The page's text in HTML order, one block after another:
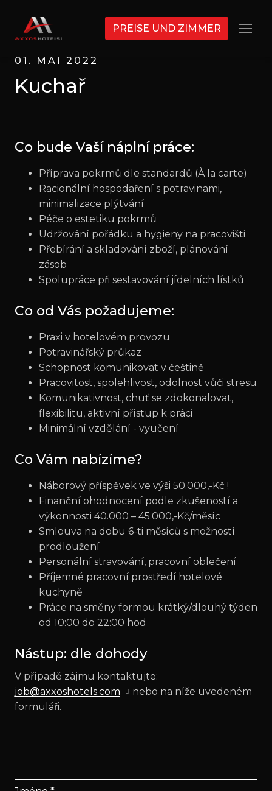
Menü
PREISE UND ZIMMER
01. MAI 2022
Kuchař
Co bude Vaší náplní práce:
Příprava pokrmů dle standardů (À la carte)
Racionální hospodaření s potravinami,
minimalizace plýtvání
Péče o estetiku pokrmů
Udržování pořádku a hygieny na pracovišti
Přebírání a skladování zboží, plánování
zásob
Spolupráce při sestavování jídelních lístků
Co od Vás požadujeme:
Praxi v hotelovém provozu
Potravinářský průkaz
Schopnost komunikovat v češtině
Pracovitost, spolehlivost, odolnost vůči stresu
Komunikativnost, chuť se zdokonalovat,
flexibilitu, aktivní přístup k práci
Minimální vzdělání - vyučení
Co Vám nabízíme?
Náborový příspěvek ve výši 50.000,-Kč !
Finanční ohodnocení podle zkušeností a
výkonnosti 40.000 – 45.000,-Kč/měsíc
Smlouva na dobu 6-ti měsíců s možností
prodloužení
Personální stravování, pracovní oblečení
Příjemné pracovní prostředí hotelové
kuchyně
Práce na směny formou krátký/dlouhý týden
od 10:00 do 22:00 hod
Nástup: dle dohody
V případě zájmu kontaktujte:
job@axxoshotels.com
nebo na níže uvedeném
formuláři.